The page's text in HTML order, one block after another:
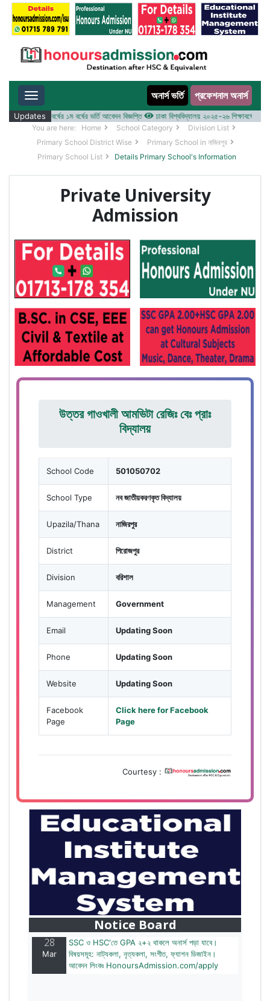
Toggle navigation অনার্স ভর্তি প্রফেশনাল অনার্স
Updates
২০২৫-২৬ শিক্ষাবর্ষের ১ম বর্ষের ভর্তি আবেদন বিজ্ঞপ্তি ঢাকা বিশ্ববিদ্যালয় ২০২৫-২৬ শিক্ষাবর্ষে
You are here: Home School Category
Division List
Primary School District Wise
Primary School in নাজিরপুর
Primary School List
Details Primary School's Information
Private University
Admission
উত্তর গাওখালী আমভিটা রেজিঃ বেঃ প্রাঃ
বিদ্যালয়
School Code 501050702
School Type নব জাতীয়করণকৃত বিদ্যালয়
Upazila/Thana নাজিরপুর
District পিরোজপুর
Division বরিশাল
Management Government
Email Updating Soon
Phone Updating Soon
Website Updating Soon
Facebook
Page
Click here for Facebook
Page
Courtesy :
Notice Board
বাজেটের মধ্যে প্রাইভেট ইউনিভার্সিটিতে অনার্স পড়ার সুযোগ।
২০টির অধিক বিষয়, ৪ বছরে মোট খরচ ২ লক্ষ থেকে ৫ লক্ষ টাকা।
আবেদন লিংকঃ HonoursAdmission.com/apply
28
Mar
SSC ও HSC'তে GPA ২+২ থাকলে অনার্স পড়া যাবে।
বিষয়সমূহ: নাট্যকলা, নৃত্যকলা, সংগীত, ফ্যাশন ডিজাইন।
আবেদন লিংকঃ HonoursAdmission.com/apply